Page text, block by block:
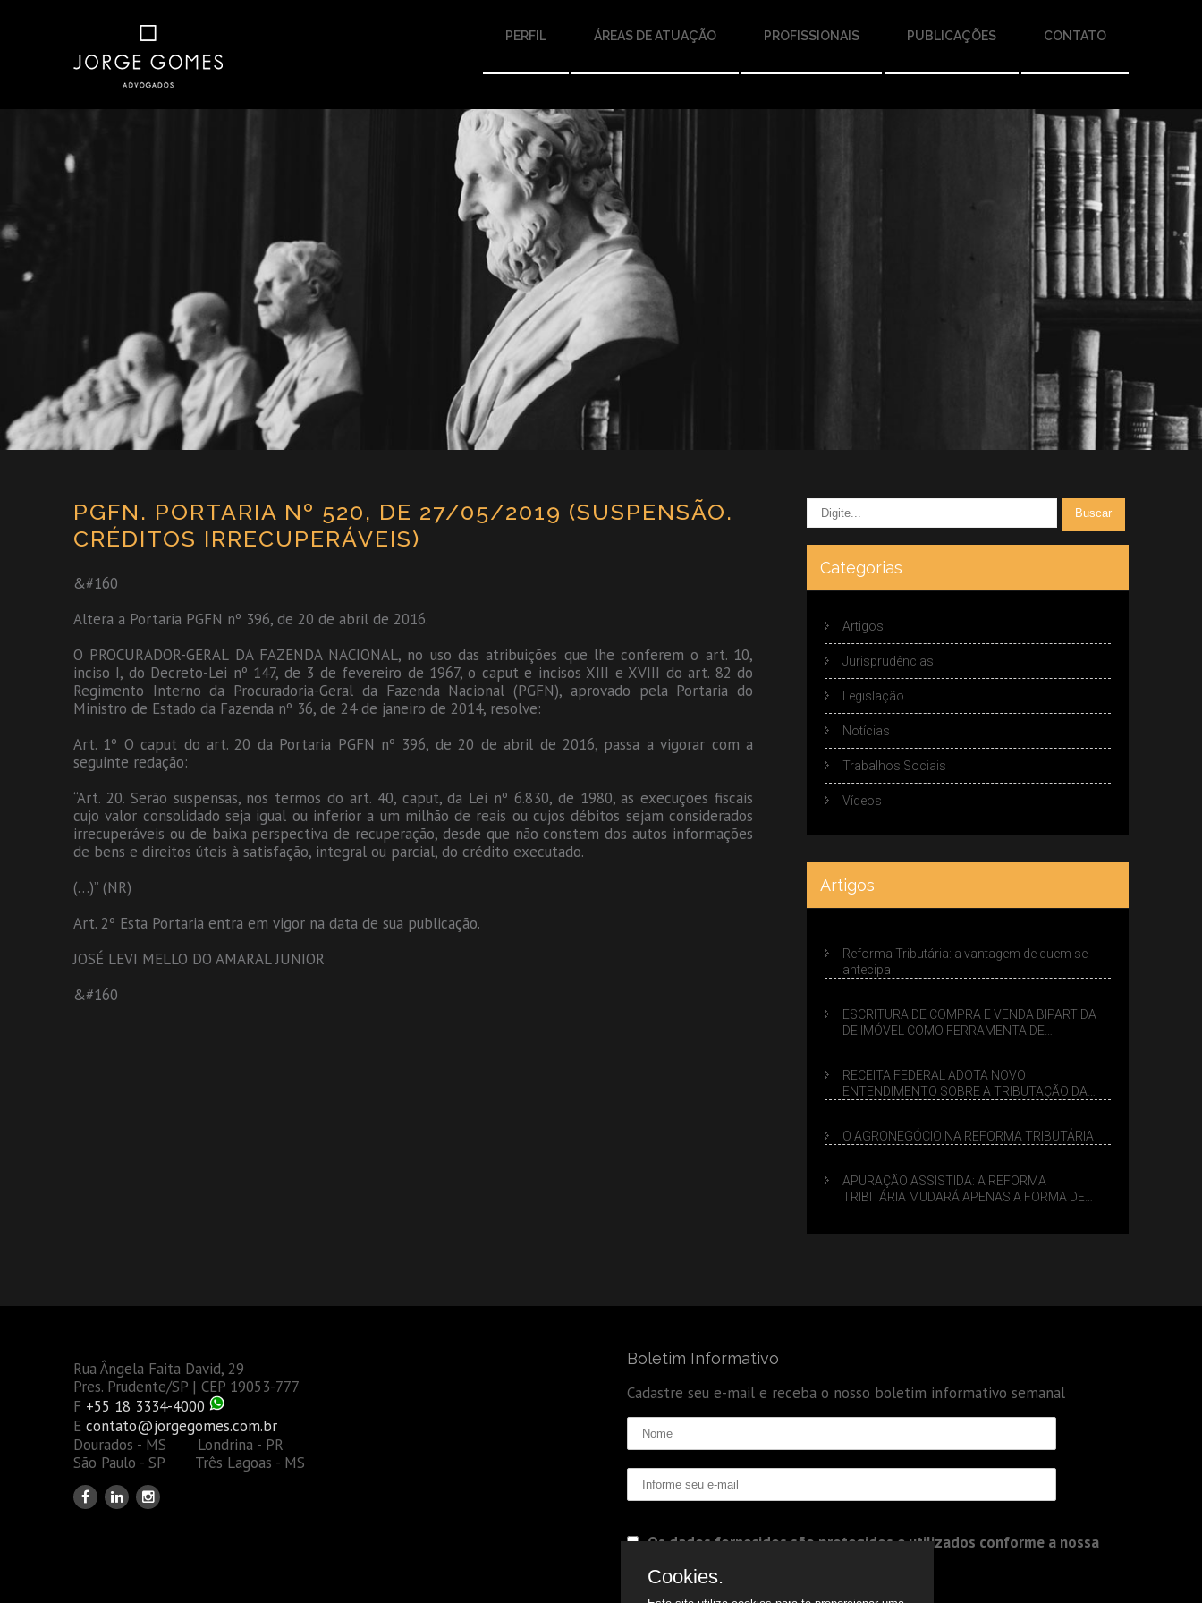
PERFIL ÁREAS DE ATUAÇÃO PROFISSIONAIS PUBLICAÇÕES CONTATO
PGFN. PORTARIA Nº 520, DE 27/05/2019 (SUSPENSÃO.
CRÉDITOS IRRECUPERÁVEIS)
&#160
Altera a Portaria PGFN nº 396, de 20 de abril de 2016.
O PROCURADOR-GERAL DA FAZENDA NACIONAL, no uso das atribuições que lhe conferem o art. 10,
inciso I, do Decreto-Lei nº 147, de 3 de fevereiro de 1967, o caput e incisos XIII e XVIII do art. 82 do
Regimento Interno da Procuradoria-Geral da Fazenda Nacional (PGFN), aprovado pela Portaria do
Ministro de Estado da Fazenda nº 36, de 24 de janeiro de 2014, resolve:
Art. 1º O caput do art. 20 da Portaria PGFN nº 396, de 20 de abril de 2016, passa a vigorar com a
seguinte redação:
“Art. 20. Serão suspensas, nos termos do art. 40, caput, da Lei nº 6.830, de 1980, as execuções fiscais
cujo valor consolidado seja igual ou inferior a um milhão de reais ou cujos débitos sejam considerados
irrecuperáveis ou de baixa perspectiva de recuperação, desde que não constem dos autos informações
de bens e direitos úteis à satisfação, integral ou parcial, do crédito executado.
(…)” (NR)
Art. 2º Esta Portaria entra em vigor na data de sua publicação.
JOSÉ LEVI MELLO DO AMARAL JUNIOR
&#160
Categorias
Artigos
Jurisprudências
Legislação
Notícias
Trabalhos Sociais
Vídeos
Artigos
Reforma Tributária: a vantagem de quem se
antecipa
ESCRITURA DE COMPRA E VENDA BIPARTIDA
DE IMÓVEL COMO FERRAMENTA DE
RECEITA FEDERAL ADOTA NOVO
ENTENDIMENTO SOBRE A TRIBUTAÇÃO DA
O AGRONEGÓCIO NA REFORMA TRIBUTÁRIA
APURAÇÃO ASSISTIDA: A REFORMA
TRIBITÁRIA MUDARÁ APENAS A FORMA DE
Rua Ângela Faita David, 29
Pres. Prudente/SP | CEP 19053-777
F +55 18 3334-4000
E contato@jorgegomes.com.br
Dourados - MS Londrina - PR
São Paulo - SP Três Lagoas - MS
Boletim Informativo
Cadastre seu e-mail e receba o nosso boletim informativo semanal
Os dados fornecidos são protegidos e utilizados conforme a nossa
Cookies.